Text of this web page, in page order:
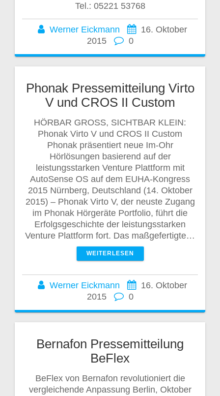
Tel.: 05221 53768
Werner Eickmann
16. Oktober
2015
0
Phonak Pressemitteilung Virto
V und CROS II Custom
HÖRBAR GROSS, SICHTBAR KLEIN:
Phonak Virto V und CROS II Custom
Phonak präsentiert neue Im-Ohr
Hörlösungen basierend auf der
leistungsstarken Venture Plattform mit
AutoSense OS auf dem EUHA-Kongress
2015 Nürnberg, Deutschland (14. Oktober
2015) – Phonak Virto V, der neuste Zugang
im Phonak Hörgeräte Portfolio, führt die
Erfolgsgeschichte der leistungsstarken
Venture Plattform fort. Das maßgefertigte…
WEITERLESEN
Werner Eickmann
16. Oktober
2015
0
Bernafon Pressemitteilung
BeFlex
BeFlex von Bernafon revolutioniert die
vergleichende Anpassung Berlin, Oktober